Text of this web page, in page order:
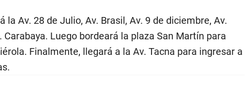
la Av. 28 de Julio, Av. Brasil, Av. 9 de diciembre, Av.
Carabaya. Luego bordeará la plaza San Martín para
Finalmente, llegará a la Av. Tacna para ingresar a